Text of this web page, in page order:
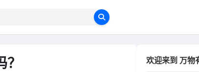
欢迎来到 万物